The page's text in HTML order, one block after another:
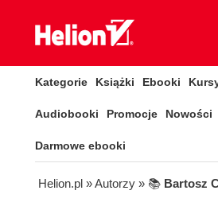
Kategorie Książki Ebooki
Audiobooki Promocje Nowości
Darmowe ebooki
Helion.pl » Autorzy » 📚 Bartosz